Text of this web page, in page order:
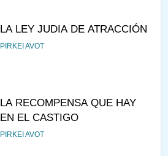
LA LEY JUDIA DE ATRACCIÓN
PIRKEI AVOT
LA RECOMPENSA QUE HAY
EN EL CASTIGO
PIRKEI AVOT